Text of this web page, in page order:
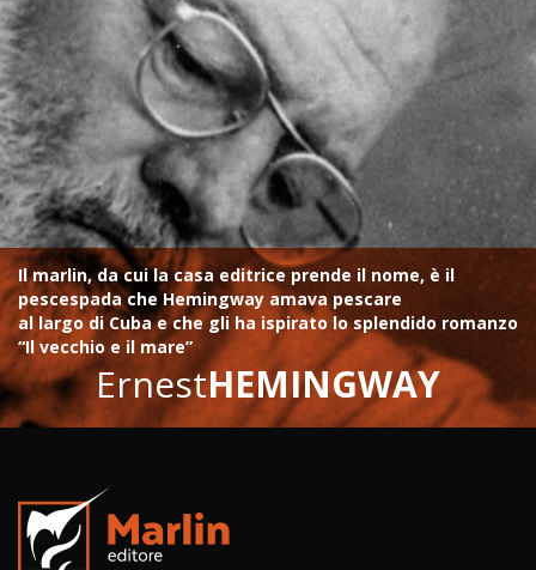
Il marlin, da cui la casa editrice prende il nome, è il
pescespada che Hemingway amava pescare
al largo di Cuba e che gli ha ispirato lo splendido romanzo
“Il vecchio e il mare”
ErnestHEMINGWAY